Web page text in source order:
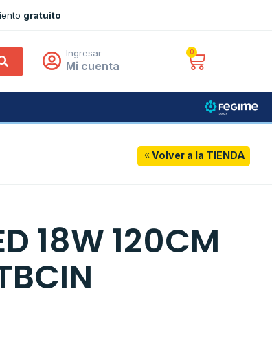
gratuito
Ingresar
Mi cuenta
0
Volver a la TIENDA
18W 120CM